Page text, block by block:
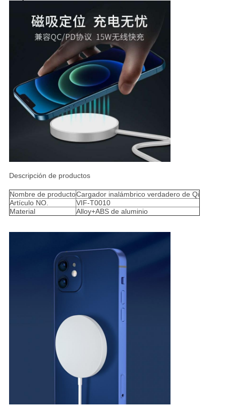
Descripción de productos
Nombre de productoCargador inalámbrico verdadero de Qi
Artículo NO.
VIF-T0010
Material
Alloy+ABS de aluminio